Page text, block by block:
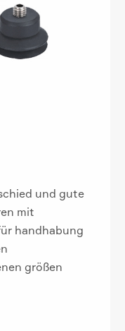
und gute
mit
handhabung
größen